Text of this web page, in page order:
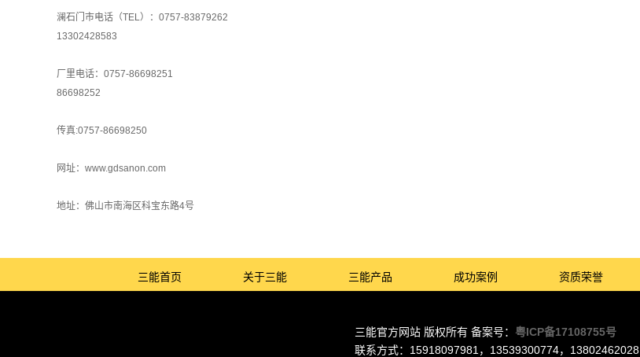
澜石门市电话（TEL）：0757-83879262
13302428583
厂里电话：0757-86698251
86698252
传真:0757-86698250
网址：www.gdsanon.com
地址：佛山市南海区科宝东路4号
三能首页 关于三能 三能产品 成功案例 资质荣誉
三能官方网站 版权所有 备案号： 粤ICP备17108755号
联系方式：15918097981，13539300774，13802462028